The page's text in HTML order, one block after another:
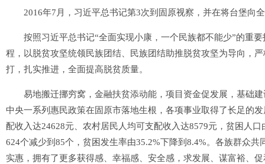
2016年7月，习近平总书记第3次到固原视察，并在将台堡向
按照习近平总书记“全面实现小康，一个民族都不能少”的重要
程，以脱贫攻坚统领民族团结、民族团结助推脱贫攻坚为导向，
打，扎实推进，全面提高脱贫质量。
易地搬迁挪穷窝，金融扶贫添动能，项目资金促发展，基础
中央一系列惠民政策在固原市落地生根，各项事业取得了长足的
配收入达24628元、农村居民人均可支配收入达8579元，贫困人
624个减少到85个，贫困发生率由35.2%下降到8.4%。各族群众
实惠，拥有了更多获得感、幸福感、安全感，求发展、谋富裕、